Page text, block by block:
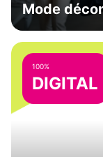
Mode
100%
DIGITAL